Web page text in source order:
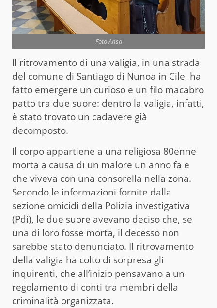
Foto Ansa
Il ritrovamento di una valigia, in una strada
del comune di Santiago di Nunoa in Cile, ha
fatto emergere un curioso e un filo macabro
patto tra due suore: dentro la valigia, infatti,
è stato trovato un cadavere già
decomposto.
Il corpo appartiene a una religiosa 80enne
morta a causa di un malore un anno fa e
che viveva con una consorella nella zona.
Secondo le informazioni fornite dalla
sezione omicidi della Polizia investigativa
(Pdi), le due suore avevano deciso che, se
una di loro fosse morta, il decesso non
sarebbe stato denunciato. Il ritrovamento
della valigia ha colto di sorpresa gli
inquirenti, che all’inizio pensavano a un
regolamento di conti tra membri della
criminalità organizzata.